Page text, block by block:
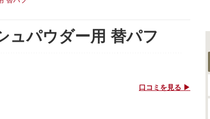
基礎化粧品
ボディケア・ハンドケア
ベースメイク
ビューティシリーズ
ュパウダー用 替パフ
口コミを見る ▶